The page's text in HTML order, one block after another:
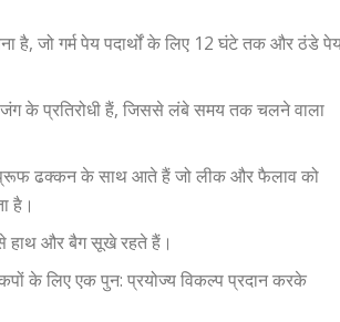
है, जो गर्म पेय पदार्थों के लिए 12 घंटे तक और ठंडे
के प्रतिरोधी हैं, जिससे लंबे समय तक चलने वाला
ढक्कन के साथ आते हैं जो लीक और फैलाव को
है।
हाथ और बैग सूखे रहते हैं।
के लिए एक पुन: प्रयोज्य विकल्प प्रदान करके